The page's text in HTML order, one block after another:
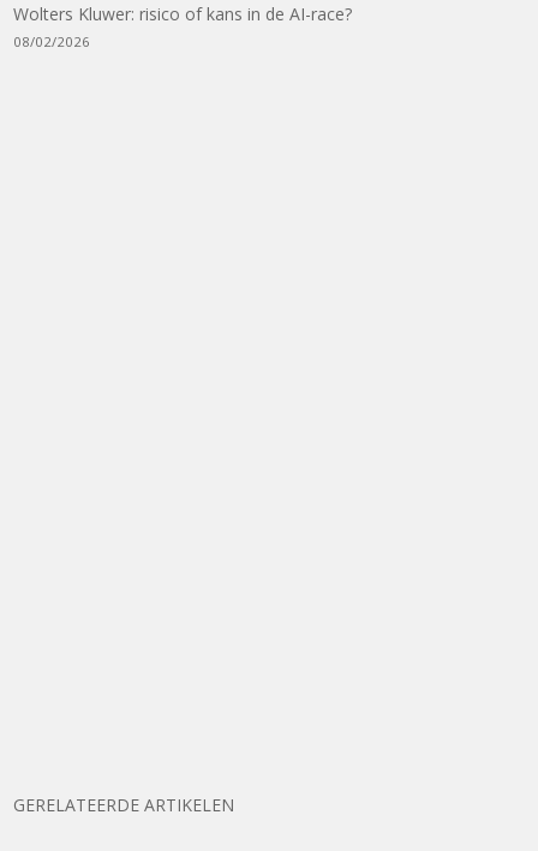
Wolters Kluwer: risico of kans in de AI-race?
08/02/2026
GERELATEERDE ARTIKELEN